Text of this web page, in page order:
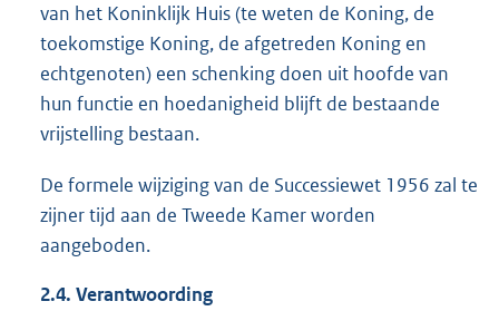
van het Koninklijk Huis (te weten de Koning, de
toekomstige Koning, de afgetreden Koning en
echtgenoten) een schenking doen uit hoofde van
hun functie en hoedanigheid blijft de bestaande
vrijstelling bestaan.
De formele wijziging van de Successiewet 1956 zal te
zijner tijd aan de Tweede Kamer worden
aangeboden.
2.4. Verantwoording